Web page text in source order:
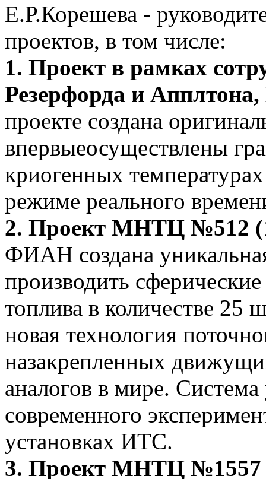
Е.Р.Корешева -
проектов, в том числе:
1. Проект в рамках
Резерфорда и
проекте создана
впервыеосуществлены
криогенных
режиме реального
2. Проект МНТЦ №512
ФИАН создана
производить
топлива в количестве 25
новая технология
назакрепленных
аналогов в мире.
современного
установках ИТС.
3. Проект МНТЦ №1557